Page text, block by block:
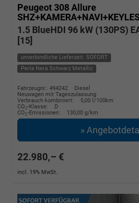
Peugeot 308Allure
1.5 BlueHDI 96 kW (130PS)
[15]
unverbindliche Lieferzeit: SOFORT
Perla Nera Schwarz Metallic
Fahrzeugnr.: 494242
Diesel
Neuwagen mit Tageszulassung
Verbrauch kombiniert:
5,00 l/100km
CO2-Klasse:
D
CO2-Emissionen: 130,00 g/km
»
22.980,– €
incl. 19% MwSt.